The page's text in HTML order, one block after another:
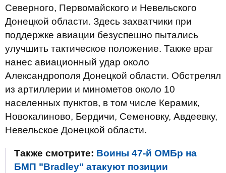
Северного, Первомайского и Невельского
Донецкой области. Здесь захватчики при
поддержке авиации безуспешно пытались
улучшить тактическое положение. Также враг
нанес авиационный удар около
Александрополя Донецкой области. Обстрелял
из артиллерии и минометов около 10
населенных пунктов, в том числе Керамик,
Новокалиново, Бердичи, Семеновку, Авдеевку,
Невельское Донецкой области.
Также смотрите: Воины 47-й ОМБр на
БМП "Bradley" атакуют позиции